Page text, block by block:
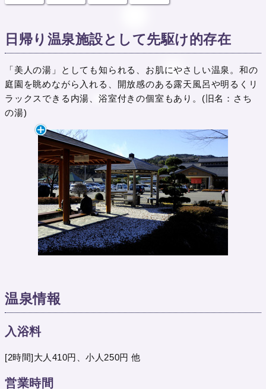
日帰り温泉施設として先駆け的存在
「美人の湯」としても知られる、お肌にやさしい温泉。和の
庭園を眺めながら入れる、開放感のある露天風呂や明るくリ
ラックスできる内湯、浴室付きの個室もあり。(旧名：さち
の湯)
温泉情報
入浴料
[2時間]大人410円、小人250円 他
営業時間